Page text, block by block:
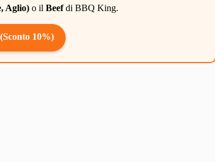
Aglio)o il Beefdi BBQ King.
10%)